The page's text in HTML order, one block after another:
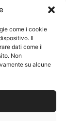
come i cookie
Il
dati come il
Non
su alcune